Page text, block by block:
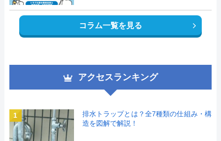
コラム一覧を見る
アクセスランキング
1
排水トラップとは？全7種類の仕組み・構
造を図解で解説！